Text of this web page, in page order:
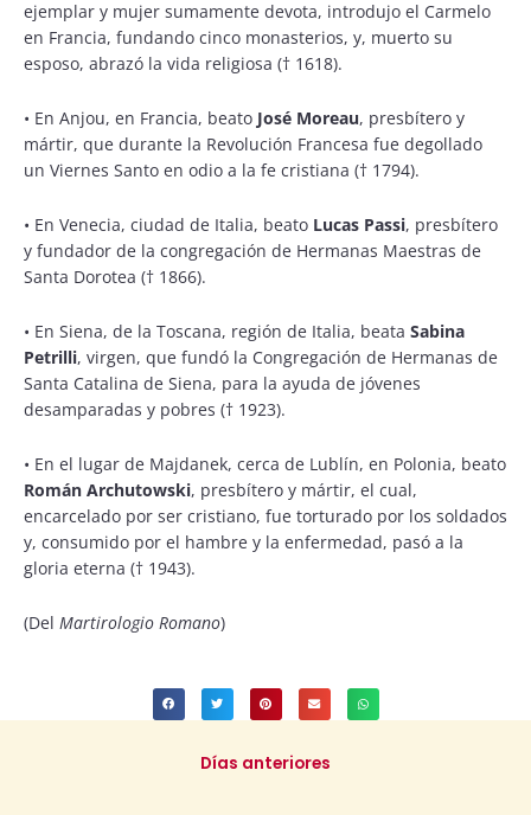
ejemplar y mujer sumamente devota, introdujo el Carmelo
en Francia, fundando cinco monasterios, y, muerto su
esposo, abrazó la vida religiosa († 1618).
• En Anjou, en Francia, beato José Moreau, presbítero y
mártir, que durante la Revolución Francesa fue degollado
un Viernes Santo en odio a la fe cristiana († 1794).
• En Venecia, ciudad de Italia, beato Lucas Passi, presbítero
y fundador de la congregación de Hermanas Maestras de
Santa Dorotea († 1866).
• En Siena, de la Toscana, región de Italia, beata Sabina
Petrilli, virgen, que fundó la Congregación de Hermanas de
Santa Catalina de Siena, para la ayuda de jóvenes
desamparadas y pobres († 1923).
• En el lugar de Majdanek, cerca de Lublín, en Polonia, beato
Román Archutowski, presbítero y mártir, el cual,
encarcelado por ser cristiano, fue torturado por los soldados
y, consumido por el hambre y la enfermedad, pasó a la
gloria eterna († 1943).
(Del Martirologio Romano)
Días anteriores